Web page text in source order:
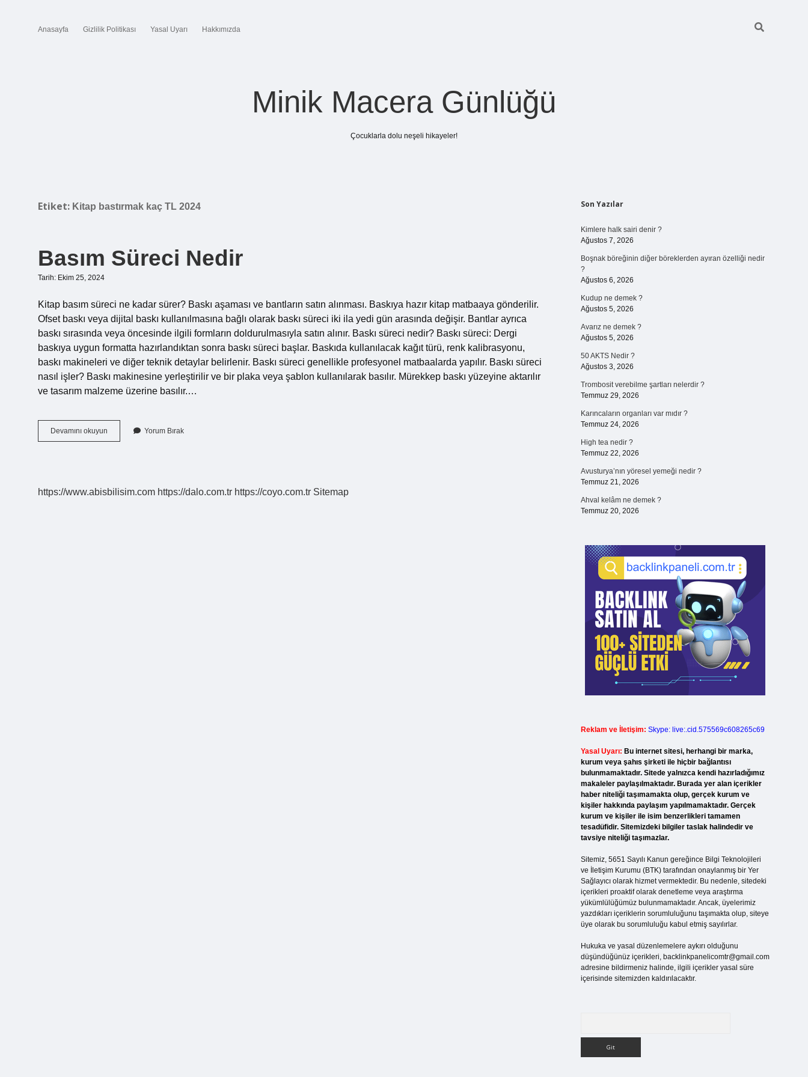
Anasayfa Gizlilik Politikası Yasal Uyarı Hakkımızda
Minik Macera Günlüğü
Çocuklarla dolu neşeli hikayeler!
Etiket: Kitap bastırmak kaç TL 2024
Basım Süreci Nedir
Tarih: Ekim 25, 2024
Kitap basım süreci ne kadar sürer? Baskı aşaması ve bantların satın alınması. Baskıya hazır kitap matbaaya gönderilir.
Ofset baskı veya dijital baskı kullanılmasına bağlı olarak baskı süreci iki ila yedi gün arasında değişir. Bantlar ayrıca
baskı sırasında veya öncesinde ilgili formların doldurulmasıyla satın alınır. Baskı süreci nedir? Baskı süreci: Dergi
baskıya uygun formatta hazırlandıktan sonra baskı süreci başlar. Baskıda kullanılacak kağıt türü, renk kalibrasyonu,
baskı makineleri ve diğer teknik detaylar belirlenir. Baskı süreci genellikle profesyonel matbaalarda yapılır. Baskı süreci
nasıl işler? Baskı makinesine yerleştirilir ve bir plaka veya şablon kullanılarak basılır. Mürekkep baskı yüzeyine aktarılır
ve tasarım malzeme üzerine basılır.…
Devamını okuyun
Süreci
Yorum Bırak
https://www.abisbilisim.com https://dalo.com.tr https://coyo.com.tr Sitemap
Sidebar
Son Yazılar
Kimlere halk sairi denir ?
Ağustos 7, 2026
Boşnak böreğinin diğer böreklerden ayıran özelliği nedir
?
Ağustos 6, 2026
Kudup ne demek ?
Ağustos 5, 2026
Avarız ne demek ?
Ağustos 5, 2026
50 AKTS Nedir ?
Ağustos 3, 2026
Trombosit verebilme şartları nelerdir ?
Temmuz 29, 2026
Karıncaların organları var mıdır ?
Temmuz 24, 2026
High tea nedir ?
Temmuz 22, 2026
Avusturya’nın yöresel yemeği nedir ?
Temmuz 21, 2026
Ahval kelâm ne demek ?
Temmuz 20, 2026
Reklam ve İletişim: Skype: live:.cid.575569c608265c69
Yasal Uyarı: Bu internet sitesi, herhangi bir marka,
kurum veya şahıs şirketi ile hiçbir bağlantısı
bulunmamaktadır. Sitede yalnızca kendi hazırladığımız
makaleler paylaşılmaktadır. Burada yer alan içerikler
haber niteliği taşımamakta olup, gerçek kurum ve
kişiler hakkında paylaşım yapılmamaktadır. Gerçek
kurum ve kişiler ile isim benzerlikleri tamamen
tesadüfidir. Sitemizdeki bilgiler taslak halindedir ve
tavsiye niteliği taşımazlar.
Sitemiz, 5651 Sayılı Kanun gereğince Bilgi Teknolojileri
ve İletişim Kurumu (BTK) tarafından onaylanmış bir Yer
Sağlayıcı olarak hizmet vermektedir. Bu nedenle, sitedeki
içerikleri proaktif olarak denetleme veya araştırma
yükümlülüğümüz bulunmamaktadır. Ancak, üyelerimiz
yazdıkları içeriklerin sorumluluğunu taşımakta olup, siteye
üye olarak bu sorumluluğu kabul etmiş sayılırlar.
Hukuka ve yasal düzenlemelere aykırı olduğunu
düşündüğünüz içerikleri, backlinkpanelicomtr@gmail.com
adresine bildirmeniz halinde, ilgili içerikler yasal süre
içerisinde sitemizden kaldırılacaktır.